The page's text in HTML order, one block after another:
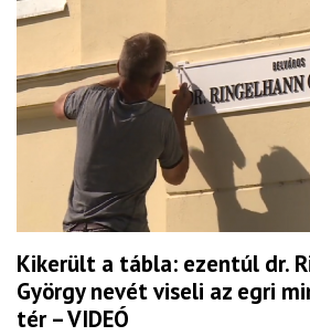
Kikerült a tábla: ezentúl dr.
György nevét viseli az egri
tér – VIDEÓ